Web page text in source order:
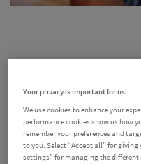
Your privacy is important for us.
We use cookies to enhance your
performance cookies show us how
remember your preferences and
to you. Select “Accept all” for
settings” for managing the different